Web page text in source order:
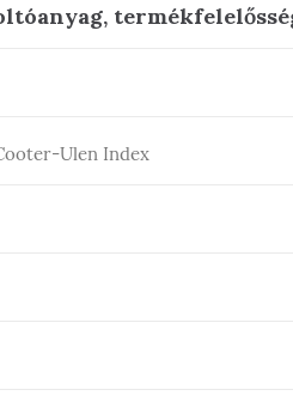
Ulen Index